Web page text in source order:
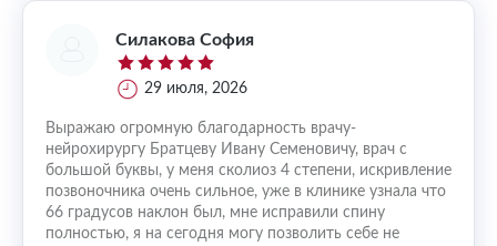
Силакова София
29 июля, 2026
Выражаю огромную благодарность врачу-
нейрохирургу Братцеву Ивану Семеновичу, врач с
большой буквы, у меня сколиоз 4 степени, искривление
позвоночника очень сильное, уже в клинике узнала что
66 градусов наклон был, мне исправили спину
полностью, я на сегодня могу позволить себе не